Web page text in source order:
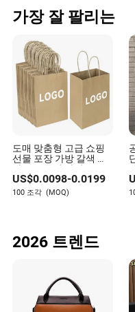
재미있는 입문 가격
하는 소매 구성.
이 신호들은 겸손하지만
합니다. 체크리스트, 선
트렌드는 극적인 헤드라
있습니다.
위험은 신선함을
니다.
위험은 신선함이 기능을
전화, 립밤, 카드 케이스
소품이 됩니다. 좋은 여
트렌드의 실용적인 버전
아남습니다. 그것은 장관
들은 그것이 멋진지 여
하는지, 맞는지, 오래가
지, 또는 반복적인 결정
가장 잘 팔리는
도매 맞춤형 고급 쇼핑
선물 포장 가방 갈색 크
라프트 종이 가방 로고
포함
US$0.0098-0.0199
100 조각 (MOQ)
2026 트렌드